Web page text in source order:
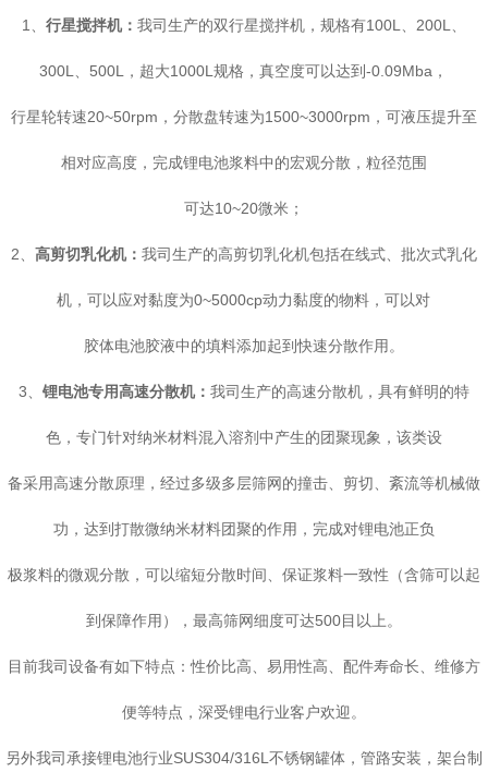
1、 行星搅拌机： 我司生产的双行星搅拌机，规格有100L、200L、
300L、500L，超大1000L规格，真空度可以达到-0.09Mba，
行星轮转速20~50rpm，分散盘转速为1500~3000rpm，可液压提升至
相对应高度，完成锂电池浆料中的宏观分散，粒径范围
可达10~20微米；
2、 高剪切乳化机： 我司生产的高剪切乳化机包括在线式、批次式乳化
机，可以应对黏度为0~5000cp动力黏度的物料，可以对
胶体电池胶液中的填料添加起到快速分散作用。
3、 锂电池专用高速分散机： 我司生产的高速分散机，具有鲜明的特
色，专门针对纳米材料混入溶剂中产生的团聚现象，该类设
备采用高速分散原理，经过多级多层筛网的撞击、剪切、紊流等机械做
功，达到打散微纳米材料团聚的作用，完成对锂电池正负
极浆料的微观分散，可以缩短分散时间、保证浆料一致性（含筛可以起
到保障作用），最高筛网细度可达500目以上。
目前我司设备有如下特点：性价比高、易用性高、配件寿命长、维修方
便等特点，深受锂电行业客户欢迎。
另外我司承接锂电池行业SUS304/316L不锈钢罐体，管路安装，架台制